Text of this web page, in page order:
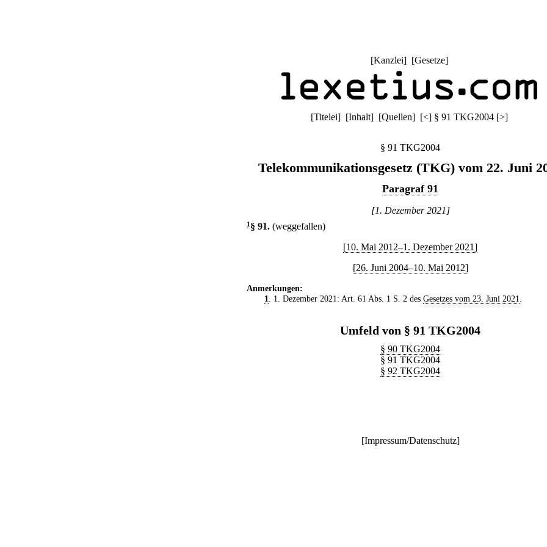
[Kanzlei] [Gesetze]
[Titelei] [Inhalt] [Quellen] [<] § 91 TKG2004 [>]
§ 91 TKG2004
Telekommunikationsgesetz (TKG) vom 22. Juni
Paragraf 91
[1. Dezember 2021]
1 § 91. (weggefallen)
[10. Mai 2012–1. Dezember 2021]
[26. Juni 2004–10. Mai 2012]
Anmerkungen:
1
. 1. Dezember 2021: Art. 61 Abs. 1 S. 2 des Gesetzes vom 23. Juni 2021
Umfeld von § 91 TKG2004
§ 90 TKG2004
§ 91 TKG2004
§ 92 TKG2004
[Impressum/Datenschutz]